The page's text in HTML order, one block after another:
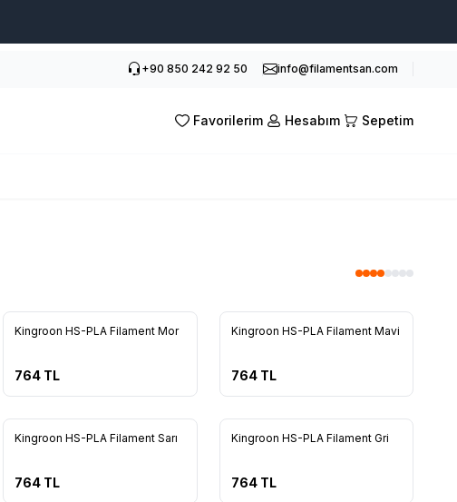
+90 850 242 92 50 info@filamentsan.com
Favorilerim Hesabım Sepetim
Yeni
Kingroon HS-PLA Filament Mor
764 TL
Yeni
Kingroon HS-PLA Filament Mavi
764TL
Yeni
Kingroon HS-PLA Filament Sarı
764 TL
Yeni
Kingroon HS-PLA Filament Gri
764TL